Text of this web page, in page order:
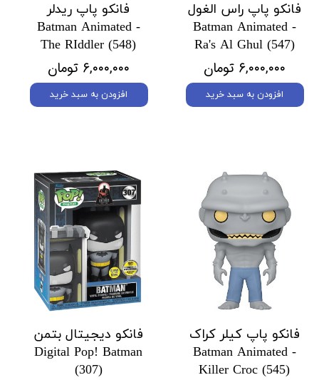
فانکو پاپ راس الغول
Batman Animated -
Ra's Al Ghul (547)
۶,۰۰۰,۰۰۰ تومان
افزودن به سبد خرید
فانکو پاپ ریدلر
Batman Animated -
The RIddler (548)
۶,۰۰۰,۰۰۰ تومان
افزودن به سبد خرید
فانکو پاپ کیلر کراک
Batman Animated -
Killer Croc (545)
فانکو دیجیتال بتمن
Digital Pop! Batman
(307)